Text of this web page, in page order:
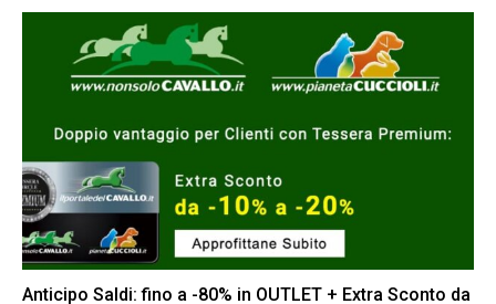
Anticipo Saldi: fino a -80% in OUTLET + Extra Sconto da